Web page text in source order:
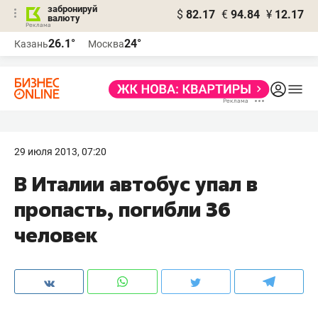
забронируй
валюту
$ 82.17 € 94.84 ¥ 12.17
Казань26.1° Москва24°
29 июля 2013, 07:20
В Италии автобус упал в
пропасть, погибли 36
человек